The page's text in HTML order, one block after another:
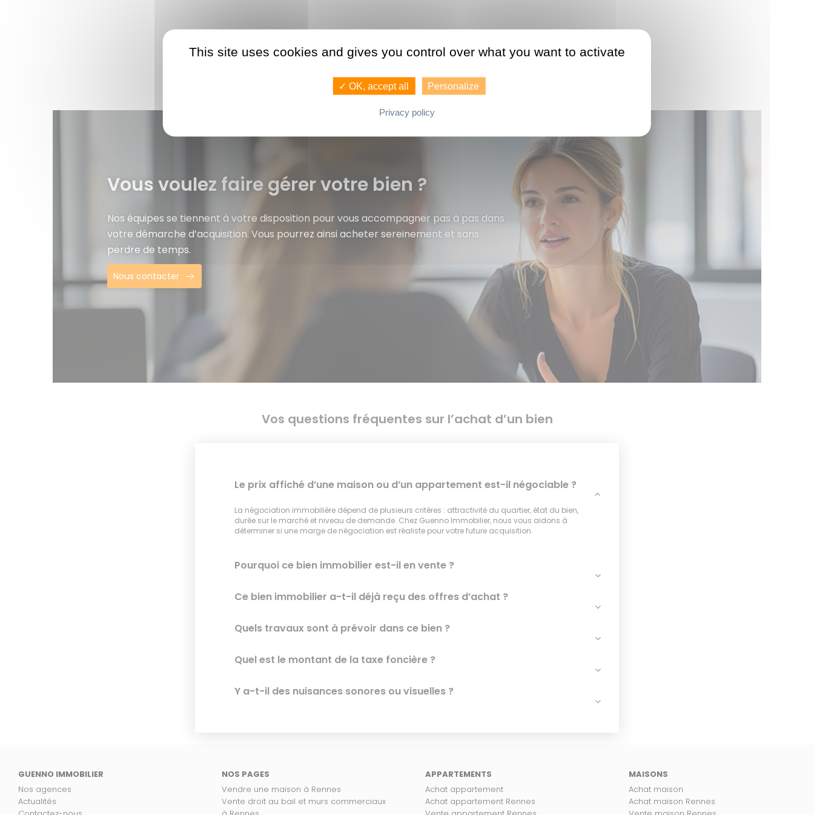
Vous voulez faire gérer votre bien ?
Nos équipes se tiennent à votre disposition pour vous accompagner pas à pas dans
votre démarche d’acquisition. Vous pourrez ainsi acheter sereinement et sans
perdre de temps.
Nous contacter
Vos questions fréquentes sur l’achat d’un bien
Le prix affiché d’une maison ou d’un appartement est-il négociable ?
La négociation immobilière dépend de plusieurs critères : attractivité du quartier, état du bien,
durée sur le marché et niveau de demande. Chez Guenno Immobilier, nous vous aidons à
déterminer si une marge de négociation est réaliste pour votre future acquisition.
Pourquoi ce bien immobilier est-il en vente ?
Ce bien immobilier a-t-il déjà reçu des offres d’achat ?
Quels travaux sont à prévoir dans ce bien ?
Quel est le montant de la taxe foncière ?
Y a-t-il des nuisances sonores ou visuelles ?
GUENNO IMMOBILIER
Nos agences
Actualités
NOS PAGES
Vendre une maison à Rennes
Vente droit au bail et murs commerciaux
APPARTEMENTS
Achat appartement
Achat appartement Rennes
MAISONS
Achat maison
Achat maison Rennes
This site uses cookies and gives you control over what you want to activate
✓ OK, accept all Personalize
Privacy policy